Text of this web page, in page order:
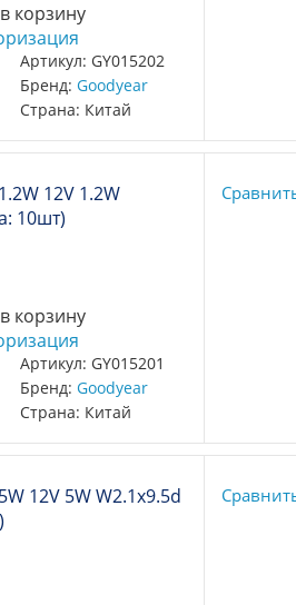
корзину
Артикул: GY015202
Бренд:Goodyear
Страна: Китай
12V 1.2W
10шт)
корзину
Артикул: GY015201
Бренд:Goodyear
Страна: Китай
12V 5W W2.1x9.5d